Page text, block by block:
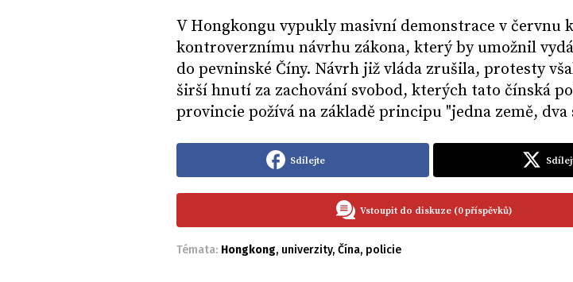
V Hongkongu vypukly masivní demonstrace v červnu
kontroverznímu návrhu zákona, který by umožnil
do pevninské Číny. Návrh již vláda zrušila, protesty
širší hnutí za zachování svobod, kterých tato čínská
provincie požívá na základě principu "jedna země, dva
Sdílejte
Vstoupit do diskuze (0 příspěvků)
Témata: Hongkong, univerzity, Čína, policie